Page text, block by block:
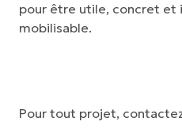
pour être utile, concret
mobilisable.
Pour tout projet,